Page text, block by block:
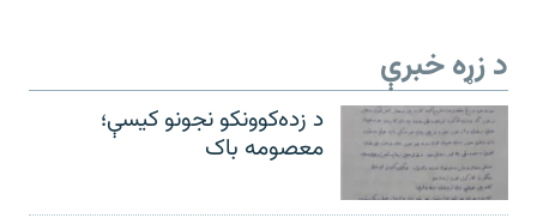
د زړه خبرې
د زده‌کوونکو نجونو کیسې؛
معصومه باک